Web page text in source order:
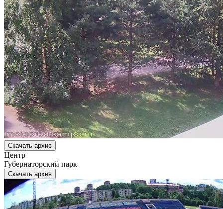
Скачать архив
Центр
Губернаторский парк
Скачать архив